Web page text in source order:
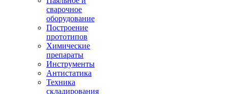
сварочное
оборудование
Построение
прототипов
Химические
препараты
Инструменты
Aнтистатика
Техника
складирования